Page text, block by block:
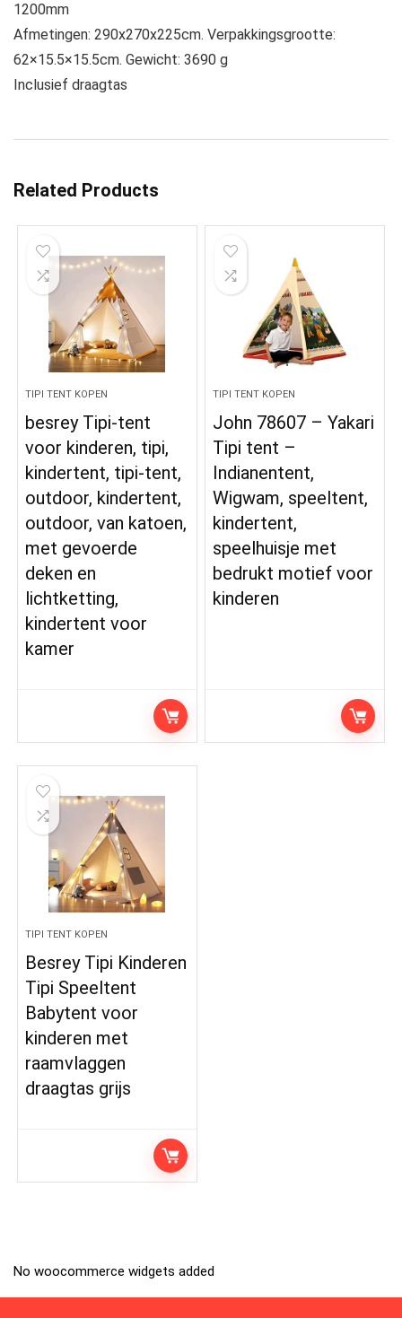
1200mm
Afmetingen: 290x270x225cm. Verpakkingsgrootte:
62×15.5×15.5cm. Gewicht: 3690 g
Inclusief draagtas
Related Products
TIPI TENT KOPEN
besrey Tipi-tent
voor kinderen, tipi,
kindertent, tipi-tent,
outdoor, kindertent,
outdoor, van katoen,
met gevoerde
deken en
lichtketting,
kindertent voor
kamer
TIPI TENT KOPEN
John 78607 – Yakari
Tipi tent –
Indianentent,
Wigwam, speeltent,
kindertent,
speelhuisje met
bedrukt motief voor
kinderen
TIPI TENT KOPEN
Besrey Tipi Kinderen
Tipi Speeltent
Babytent voor
kinderen met
raamvlaggen
draagtas grijs
No woocommerce widgets added